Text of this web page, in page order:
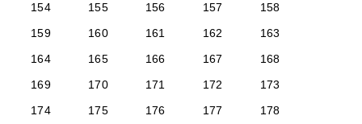
154
155 156 157
158
159
160 161 162
163
164
165 166 167
168
169
170 171 172
173
174
175 176 177
178